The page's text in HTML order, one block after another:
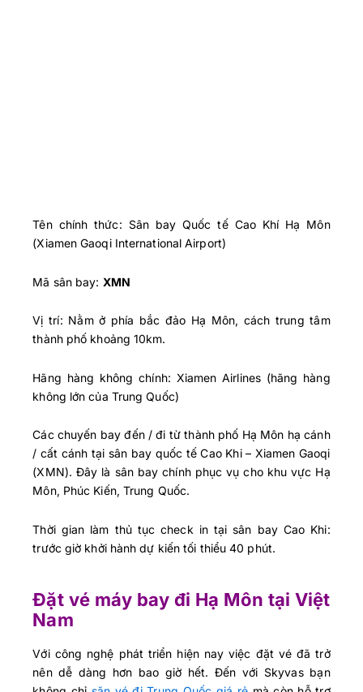
Tên chính thức: Sân bay Quốc tế Cao Khí Hạ Môn
(Xiamen Gaoqi International Airport)
Mã sân bay: XMN
Vị trí: Nằm ở phía bắc đảo Hạ Môn, cách trung tâm
thành phố khoảng 10km.
Hãng hàng không chính: Xiamen Airlines (hãng hàng
không lớn của Trung Quốc)
Các chuyến bay đến / đi từ thành phố Hạ Môn hạ cánh
/ cất cánh tại sân bay quốc tế Cao Khi – Xiamen Gaoqi
(XMN). Đây là sân bay chính phục vụ cho khu vực Hạ
Môn, Phúc Kiến, Trung Quốc.
Thời gian làm thủ tục check in tại sân bay Cao Khi:
trước giờ khởi hành dự kiến tối thiểu 40 phút.
Đặt vé máy bay đi Hạ Môn tại Việt
Nam
Với công nghệ phát triển hiện nay việc đặt vé đã trở
nên dễ dàng hơn bao giờ hết. Đến với Skyvas bạn